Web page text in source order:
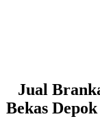
Jual
Bekas